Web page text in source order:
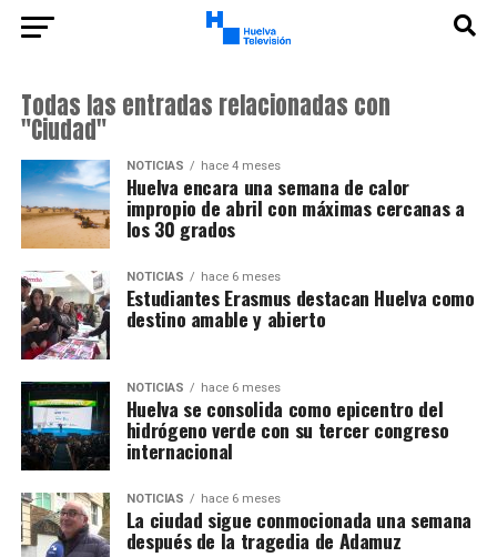
Todas las entradas relacionadas con
"Ciudad"
NOTICIAS hace 4 meses
Huelva encara una semana de calor
impropio de abril con máximas cercanas a
los 30 grados
NOTICIAS hace 6 meses
Estudiantes Erasmus destacan Huelva como
destino amable y abierto
NOTICIAS hace 6 meses
Huelva se consolida como epicentro del
hidrógeno verde con su tercer congreso
internacional
NOTICIAS hace 6 meses
La ciudad sigue conmocionada una semana
después de la tragedia de Adamuz